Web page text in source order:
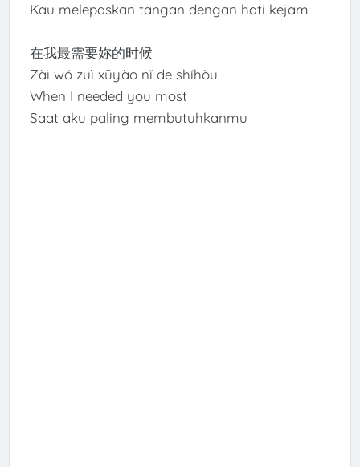
Kau melepaskan tangan dengan hati kejam
在我最需要妳的时候
Zài wǒ zuì xūyào nǐ de shíhòu
When I needed you most
Saat aku paling membutuhkanmu